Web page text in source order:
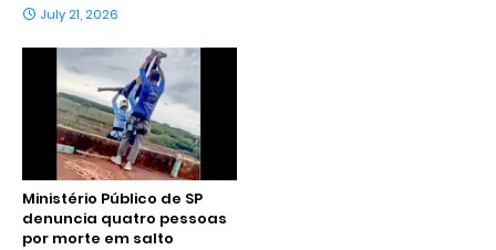
July 21, 2026
Ministério Público de SP
denuncia quatro pessoas
por morte em salto